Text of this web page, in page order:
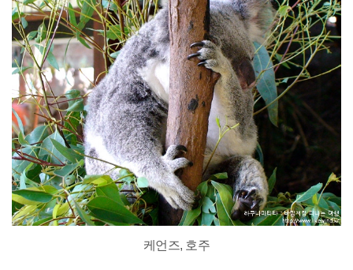
케언즈, 호주